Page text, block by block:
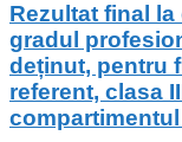
Rezultat final
gradul
deținut, pentru
referent, clasa